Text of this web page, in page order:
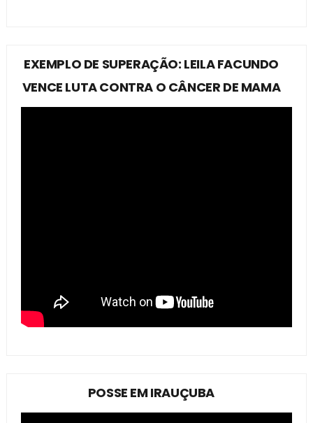
EXEMPLO DE SUPERAÇÃO: LEILA FACUNDO
VENCE LUTA CONTRA O CÂNCER DE MAMA
POSSE EM IRAUÇUBA